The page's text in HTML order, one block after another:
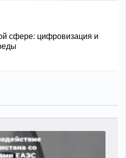
сфере: цифровизация и